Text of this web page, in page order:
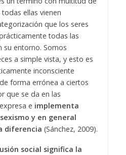
ellas vienen
que los seres
todas las
su entorno. Somos
a simple vista, y esto es
inconsciente
forma errónea a ciertos
que se da en las
e implementa
y en general
diferencia (Sánchez, 2009).
social significa la